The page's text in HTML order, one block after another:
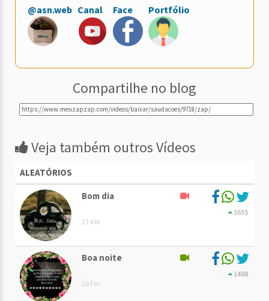
@asn.web Canal Face Portfólio
Compartilhe no blog
Veja também outros Vídeos
ALEATÓRIOS
Bom dia
23 Abr
3635
Boa noite
28 Fev
1488